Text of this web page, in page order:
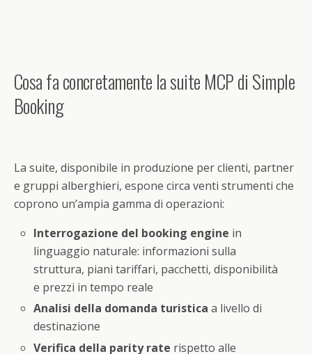
Cosa fa concretamente la suite MCP di Simple
Booking
La suite, disponibile in produzione per clienti, partner
e gruppi alberghieri, espone circa venti strumenti che
coprono un’ampia gamma di operazioni:
Interrogazione del booking engine in
linguaggio naturale: informazioni sulla
struttura, piani tariffari, pacchetti, disponibilità
e prezzi in tempo reale
Analisi della domanda turistica a livello di
destinazione
Verifica della parity rate rispetto alle